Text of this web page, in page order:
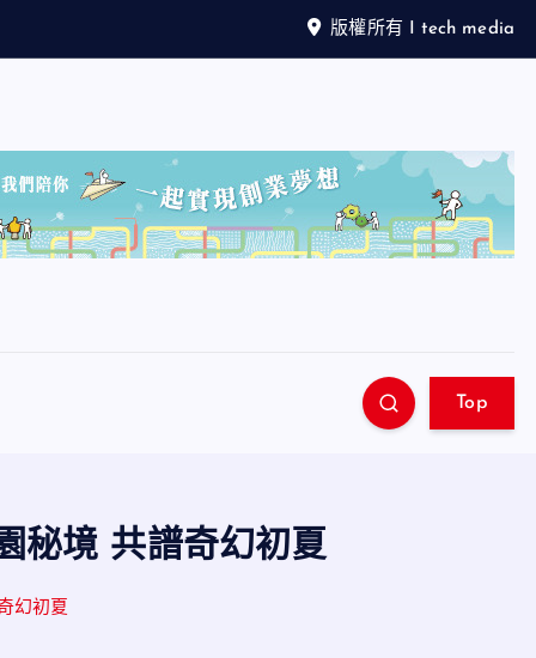
版權所有 I tech media
Top
秘境 共譜奇幻初夏
幻初夏